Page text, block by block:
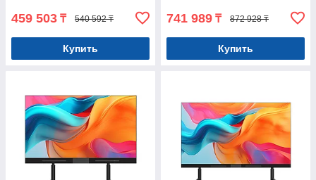
459 503 ₸ 540 592 ₸
Купить
741 989 ₸ 872 928 ₸
Купить